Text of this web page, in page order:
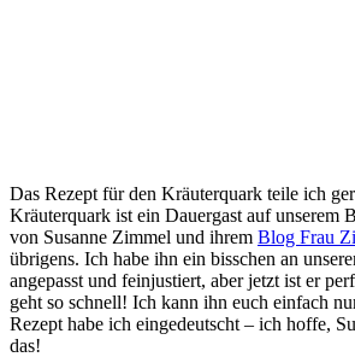
Das Rezept für den Kräuterquark teile ich
Kräuterquark ist ein Dauergast auf unserem
von Susanne Zimmel und ihrem Blog Frau
übrigens. Ich habe ihn ein bisschen an
angepasst und feinjustiert, aber jetzt ist er
geht so schnell! Ich kann ihn euch einfach
Rezept habe ich eingedeutscht – ich hoffe,
das!